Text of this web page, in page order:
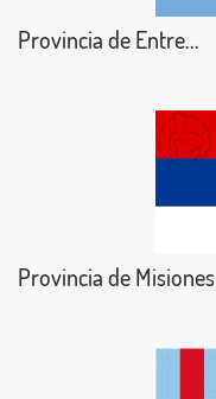
Provincia de Entre...
Provincia de Misiones